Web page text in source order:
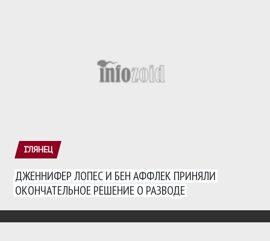
ГЛЯНЕЦ
ДЖЕННИФЕР ЛОПЕС И БЕН АФФЛЕК ПРИНЯЛИ
ОКОНЧАТЕЛЬНОЕ РЕШЕНИЕ О РАЗВОДЕ